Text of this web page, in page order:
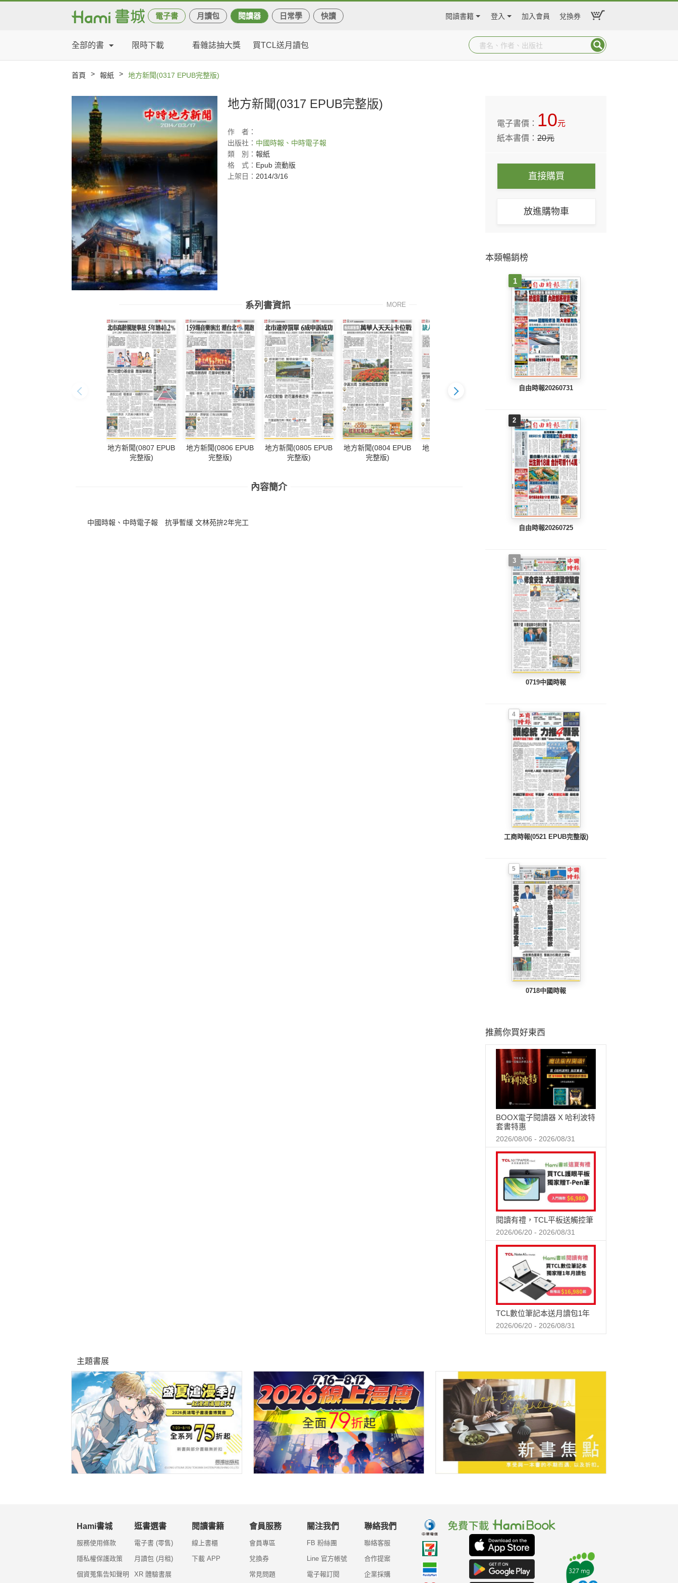
電子書 月讀包 閱讀器 日常學 快讀 閱讀書籍 登入 加入會員 兌換券
全部的書 限時下載 看雜誌抽大獎 買TCL送月讀包
首頁 > 報紙 > 地方新聞(0317 EPUB完整版)
地方新聞(0317 EPUB完整版)
作
者：
出版社： 中國時報、中時電子報
類
別： 報紙
格
式： Epub 流動版
上架日： 2014/3/16
系列書資訊 MORE
地方新聞(0807 EPUB
完整版)
地方新聞(0806 EPUB
完整版)
地方新聞(0805 EPUB
完整版)
地方新聞(0804 EPUB
完整版)
地方新聞(0803 EPUB
地方新聞(0802 EPUB
完整版)
內容簡介
中國時報、中時電子報 抗爭暫緩 文林苑拚2年完工
電子書價： 10元
紙本書價：20元
直接購買
放進購物車
本類暢銷榜
1
自由時報20260731
2
自由時報20260725
3
0719中國時報
4
工商時報(0521 EPUB完整版)
5
0718中國時報
推薦你買好東西
BOOX電子閱讀器 X 哈利波特
套書特惠
2026/08/06 - 2026/08/31
閱讀有禮，TCL平板送觸控筆
2026/06/20 - 2026/08/31
TCL數位筆記本送月讀包1年
2026/06/20 - 2026/08/31
主題書展
Hami書城
服務使用條款
隱私權保護政策
個資蒐集告知聲明
逛書選書
電子書 (零售)
月讀包 (月租)
XR 體驗書展
閱讀書籍
線上書櫃
下載 APP
會員服務
會員專區
兌換券
常見問題
關注我們
FB 粉絲團
Line 官方帳號
電子報訂閱
聯絡我們
聯絡客服
合作提案
企業採購